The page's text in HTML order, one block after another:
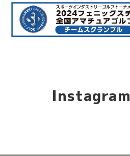
Instagram